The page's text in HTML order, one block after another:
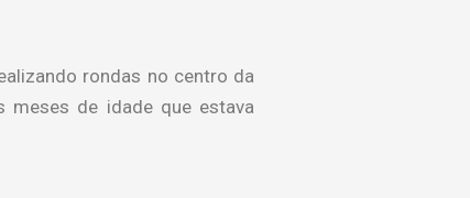
rondas no centro da
meses de idade que estava